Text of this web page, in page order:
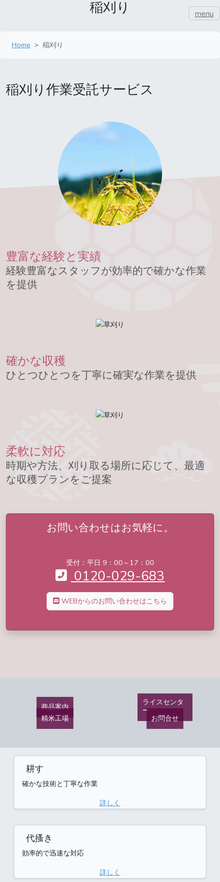
menu
稲刈り
Home 稲刈り
稲刈り作業受託サービス
豊富な経験と実績
経験豊富なスタッフが効率的で確かな作業
を提供
確かな収穫
ひとつひとつを丁寧に確実な作業を提供
柔軟に対応
時期や方法、刈り取る場所に応じて、最適
な収穫プランをご提案
お問い合わせはお気軽に。
受付：平日 9：00～17：00
0120-029-683
WEBからのお問い合わせはこちら
商品案内
ライスセンタ
ー
精米工場
お問合せ
耕す
確かな技術と丁寧な作業
詳しく
代搔き
効率的で迅速な対応
詳しく